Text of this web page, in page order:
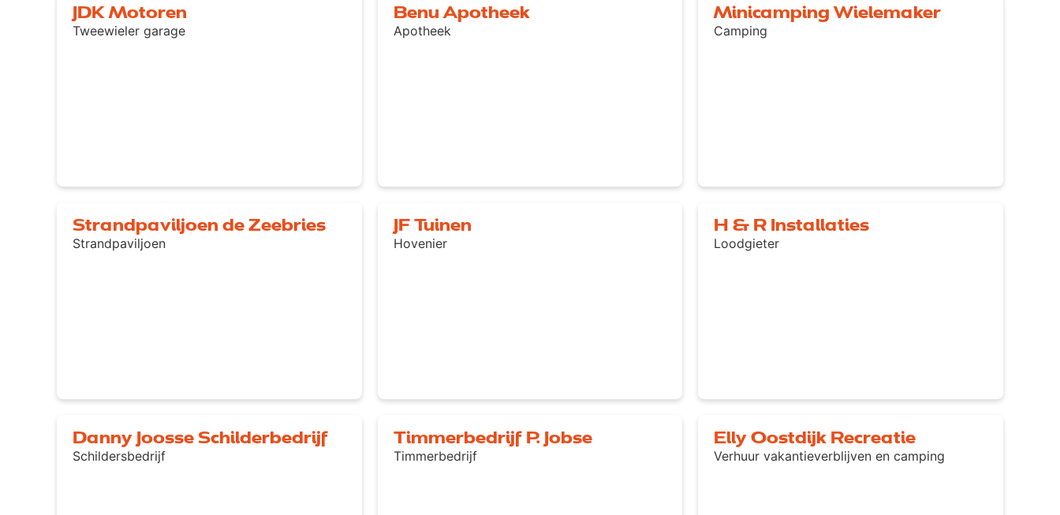
JDK Motoren
Tweewieler garage
Benu Apotheek
Apotheek
Minicamping Wielemaker
Camping
Strandpaviljoen de Zeebries
Strandpaviljoen
JF Tuinen
Hovenier
H & R Installaties
Loodgieter
Danny Joosse Schilderbedrijf
Schildersbedrijf
Timmerbedrijf P. Jobse
Timmerbedrijf
Elly Oostdijk Recreatie
Verhuur vakantieverblijven en camping